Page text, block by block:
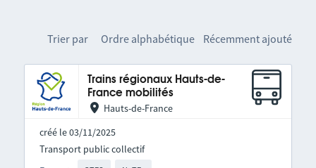
Trier par Ordre alphabétique Récemment ajouté
Trains régionaux Hauts-de-
France mobilités
Hauts-de-France
créé le 03/11/2025
Transport public collectif